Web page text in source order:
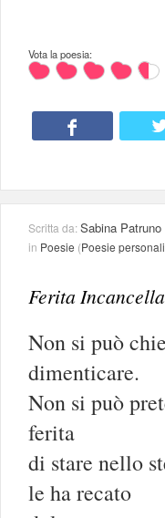
Vota la poesia:
Scritta da:Sabina Patruno
in Poesie (Poesie personali
Ferita
Non si può
dimenticare.
Non si può
ferita
di stare nello
le ha recato